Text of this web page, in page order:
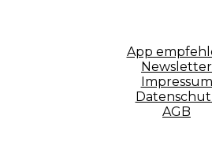
App
Newsletter
Impressum
AGB